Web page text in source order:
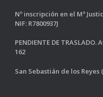
Nº inscripción en el Mº
NIF: R7800937J
PENDIENTE DE
162
San Sebastián de los